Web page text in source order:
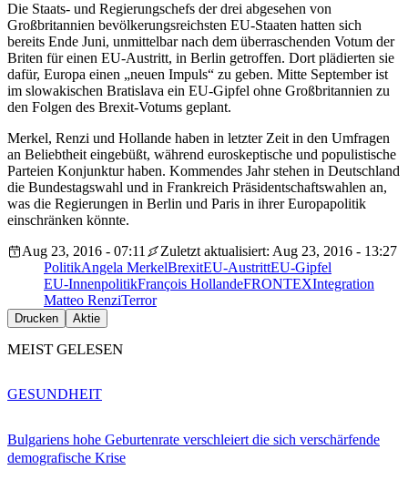
Die Staats- und Regierungschefs der drei abgesehen von
Großbritannien bevölkerungsreichsten EU-Staaten hatten sich
bereits Ende Juni, unmittelbar nach dem überraschenden Votum der
Briten für einen EU-Austritt, in Berlin getroffen. Dort plädierten sie
dafür, Europa einen „neuen Impuls“ zu geben. Mitte September ist
im slowakischen Bratislava ein EU-Gipfel ohne Großbritannien zu
den Folgen des Brexit-Votums geplant.
Merkel, Renzi und Hollande haben in letzter Zeit in den Umfragen
an Beliebtheit eingebüßt, während euroskeptische und populistische
Parteien Konjunktur haben. Kommendes Jahr stehen in Deutschland
die Bundestagswahl und in Frankreich Präsidentschaftswahlen an,
was die Regierungen in Berlin und Paris in ihrer Europapolitik
einschränken könnte.
Aug 23, 2016 - 07:11
Zuletzt aktualisiert: Aug 23, 2016 - 13:27
PolitikAngela MerkelBrexitEU-AustrittEU-Gipfel
EU-InnenpolitikFrançois HollandeFRONTEXIntegration
Matteo RenziTerror
Drucken Aktie
MEIST GELESEN
Bulgariens hohe Geburtenrate verschleiert die sich verschärfende
demografische Krise
GESUNDHEIT